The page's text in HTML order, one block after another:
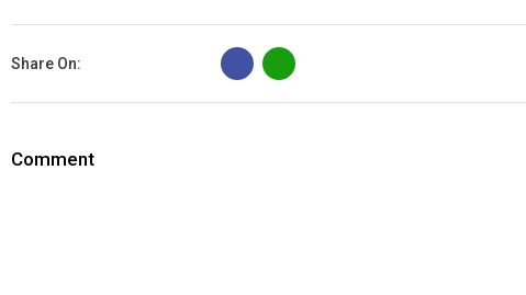
Share On:
B
Comment